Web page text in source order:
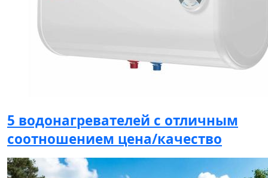
5 водонагревателей с отличным
соотношением цена/качество